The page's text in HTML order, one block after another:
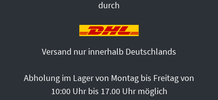
durch
Versand nur innerhalb Deutschlands
Abholung im Lager von Montag bis Freitag von
10:00 Uhr bis 17.00 Uhr möglich